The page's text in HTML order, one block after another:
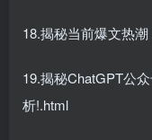
18.揭秘当前爆文热
19.揭秘ChatGPT公
析!.html